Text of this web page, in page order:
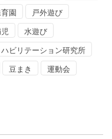
園
戸外遊び
水遊び
ビリテーション研究所
豆まき
運動会